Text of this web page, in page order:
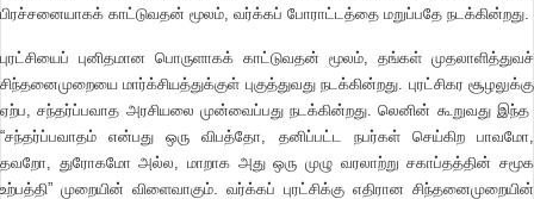
பிரச்சனையாகக் காட்டுவதன் மூலம், வர்க்கப் போராட்டத்தை மறுப்பதே நடக்கின்றது.
புரட்சியைப் புனிதமான பொருளாகக் காட்டுவதன் மூலம், தங்கள் முதலாளித்துவச்
சிந்தனைமுறையை மார்க்சியத்துக்குள் புகுத்துவது நடக்கின்றது. புரட்சிகர சூழலுக்கு
ஏற்ப, சந்தர்ப்பவாத அரசியலை முன்வைப்பது நடக்கின்றது. லெனின் கூறுவது இந்த
“சந்தர்ப்பவாதம் என்பது ஒரு விபத்தோ, தனிப்பட்ட நபர்கள் செய்கிற பாவமோ,
தவறோ, துரோகமோ அல்ல, மாறாக அது ஒரு முழு வரலாற்று சகாப்தத்தின் சமூக
உற்பத்தி” முறையின் விளைவாகும். வர்க்கப் புரட்சிக்கு எதிரான சிந்தனைமுறையின்